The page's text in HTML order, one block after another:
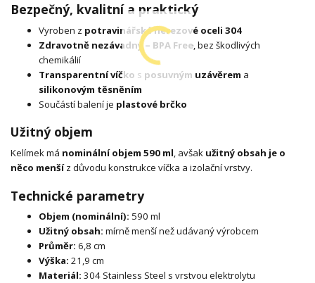
Bezpečný, kvalitní a praktický
Vyroben z potravinářské nerezové oceli 304
Zdravotně nezávadný – BPA Free, bez škodlivých
chemikálií
Transparentní víčko s posuvným uzávěrem a
silikonovým těsněním
Součástí balení je plastové brčko
Užitný objem
Kelímek má nominální objem 590 ml, avšak užitný obsah je o
něco menšíz důvodu konstrukce víčka a izolační vrstvy.
Technické parametry
Objem (nominální): 590 ml
Užitný obsah: mírně menší než udávaný výrobcem
Průměr: 6,8 cm
Výška: 21,9 cm
Materiál: 304 Stainless Steel s vrstvou elektrolytu